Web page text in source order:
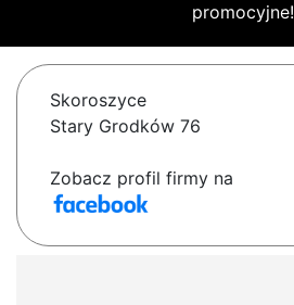
promocyjne!
Skoroszyce
Stary Grodków 76
Zobacz profil firmy na